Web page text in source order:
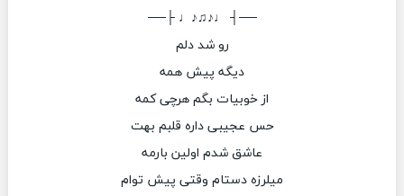
──┤ ♩♪♫♪♩ ├──
رو شد دلم
دیگه پیش همه
از خوبیات بگم هرچی کمه
حس عجیبی داره قلبم بهت
عاشق شدم اولین بارمه
میلرزه دستام وقتی پیش توام